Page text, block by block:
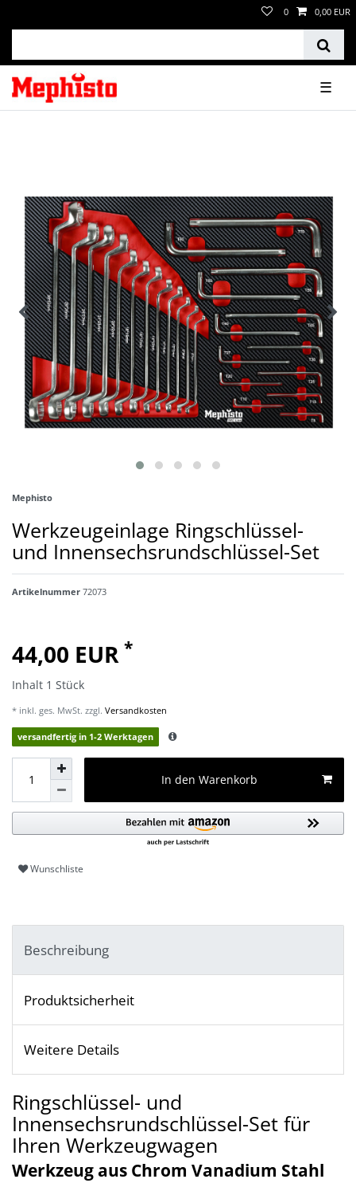
0 0,00 EUR
☰
Mephisto
Werkzeugeinlage Ringschlüssel-
und Innensechsrundschlüssel-Set
Artikelnummer 72073
44,00 EUR *
Inhalt 1 Stück
* inkl. ges. MwSt. zzgl. Versandkosten
versandfertig in 1-2 Werktagen
In den Warenkorb
Wunschliste
Beschreibung
Produktsicherheit
Weitere Details
Ringschlüssel- und
Innensechsrundschlüssel-Set für
Ihren Werkzeugwagen
Werkzeug aus Chrom Vanadium Stahl